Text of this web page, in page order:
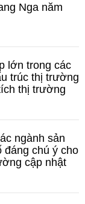
Nga năm
lớn trong các
trúc thị trường
thị trường
ngành sản
đáng chú ý cho
cập nhật